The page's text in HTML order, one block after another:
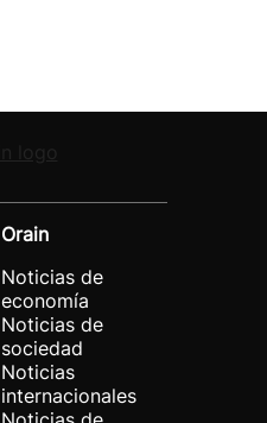
Orain
Noticias de
economía
Noticias de
sociedad
Noticias
internacionales